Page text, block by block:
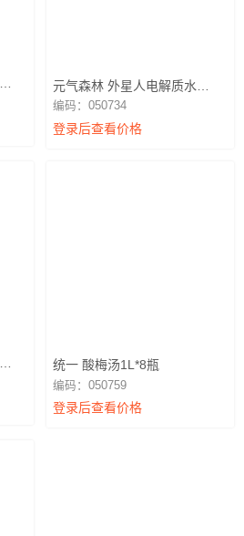
元气森林 外星人电解质水
600ml白桃味
编码：050734
登录后查看价格
统一 酸梅汤1L*8瓶
编码：050759
登录后查看价格